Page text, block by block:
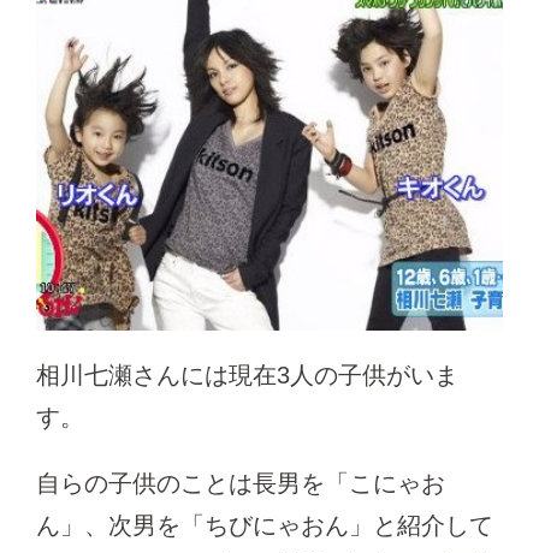
相川七瀬さんには現在3人の子供がいま
す。
自らの子供のことは長男を「こにゃお
ん」、次男を「ちびにゃおん」と紹介して